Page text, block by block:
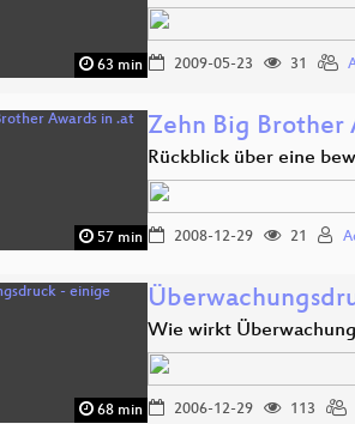
63 min 2009-05-23 31
57 min
Zehn Big Brother
Rückblick über eine
2008-12-29 21
68 min
Wie wirkt
2006-12-29 113